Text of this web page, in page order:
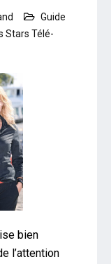
Guide
Stars Télé-
bien
l’attention